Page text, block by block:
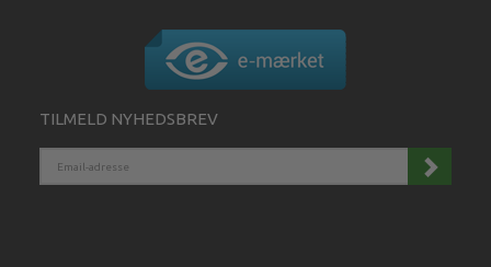
TILMELD NYHEDSBREV
ADRESSE